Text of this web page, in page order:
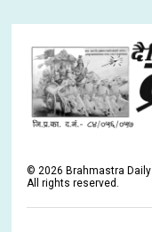
©2026 Brahmastra Daily
All rights reserved.